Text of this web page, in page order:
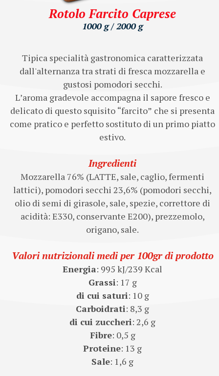
Rotolo Farcito Caprese
1000 g / 2000 g
Tipica specialità gastronomica caratterizzata
dall'alternanza tra strati di fresca mozzarella e
gustosi pomodori secchi.
L’aroma gradevole accompagna il sapore fresco e
delicato di questo squisito “farcito” che si presenta
come pratico e perfetto sostituto di un primo piatto
estivo.
Ingredienti
Mozzarella 76% (LATTE, sale, caglio, fermenti
lattici), pomodori secchi 23,6% (pomodori secchi,
olio di semi di girasole, sale, spezie, correttore di
acidità: E330, conservante E200), prezzemolo,
origano, sale.
Valori nutrizionali medi per 100gr di prodotto
Energia: 995 kJ/239 Kcal
Grassi: 17 g
di cui saturi: 10 g
Carboidrati: 8,3 g
di cui zuccheri: 2,6 g
Fibre: 0,5 g
Proteine: 13 g
Sale: 1,6 g